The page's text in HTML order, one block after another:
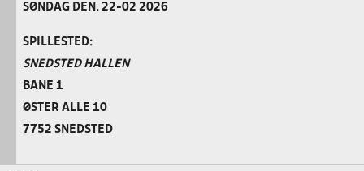
SØNDAG DEN. 22-02 2026
SPILLESTED:
SNEDSTED HALLEN
BANE 1
ØSTER ALLE 10
7752 SNEDSTED